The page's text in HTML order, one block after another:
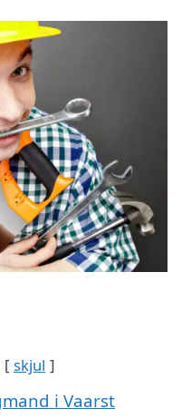
skjul
i Vaarst